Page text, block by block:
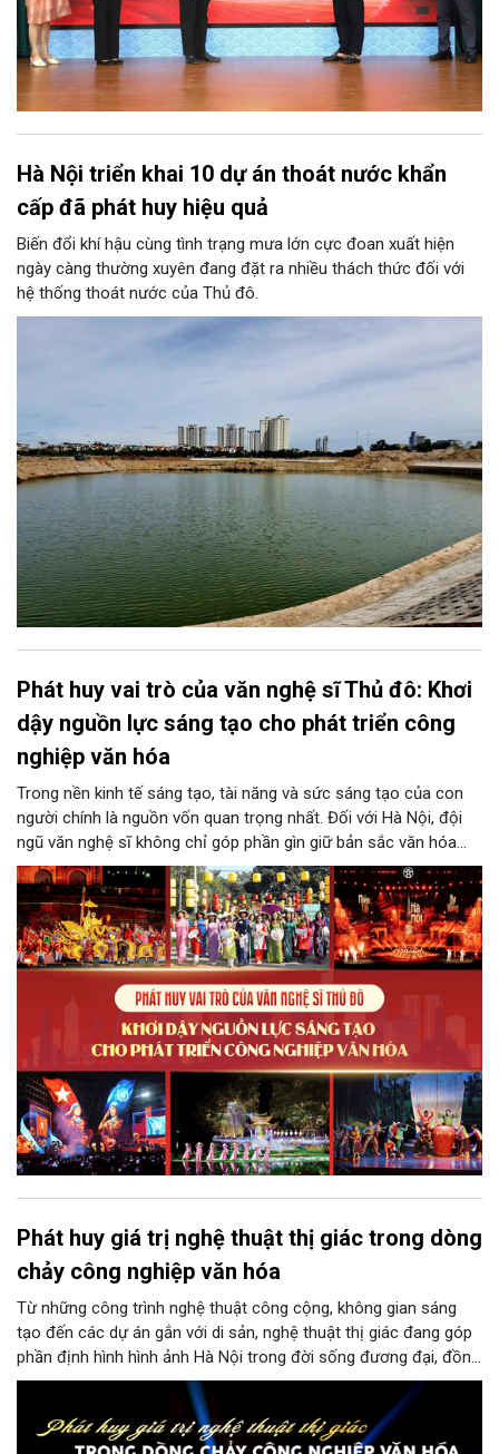
Hà Nội triển khai 10 dự án thoát nước khẩn
cấp đã phát huy hiệu quả
Biến đổi khí hậu cùng tình trạng mưa lớn cực đoan xuất hiện
ngày càng thường xuyên đang đặt ra nhiều thách thức đối với
hệ thống thoát nước của Thủ đô.
Phát huy vai trò của văn nghệ sĩ Thủ đô: Khơi
dậy nguồn lực sáng tạo cho phát triển công
nghiệp văn hóa
Trong nền kinh tế sáng tạo, tài năng và sức sáng tạo của con
người chính là nguồn vốn quan trọng nhất. Đối với Hà Nội, đội
ngũ văn nghệ sĩ không chỉ góp phần gìn giữ bản sắc văn hóa
mà còn giữ vai trò trung tâm trong quá trình hình thành các sản
phẩm công nghiệp văn hóa có giá trị. Khơi dậy, phát huy và tạo
điều kiện để nguồn lực sáng tạo ấy phát triển sẽ là “chìa khóa”
để Hà Nội khai thác hiệu quả tiềm năng văn hóa, nâng cao năng
lực cạnh tranh và khẳng định vị thế của một trung tâm sáng tạo
trong kỷ nguyên mới.
Phát huy giá trị nghệ thuật thị giác trong dòng
chảy công nghiệp văn hóa
Từ những công trình nghệ thuật công cộng, không gian sáng
tạo đến các dự án gắn với di sản, nghệ thuật thị giác đang góp
phần định hình hình ảnh Hà Nội trong đời sống đương đại, đồng
thời mở ra những giá trị mới cho công nghiệp văn hóa. Trong
hành trình ấy, đội ngũ văn nghệ sĩ không chỉ là những người
sáng tạo tác phẩm mà còn là chủ thể kết nối di sản, cộng đồng